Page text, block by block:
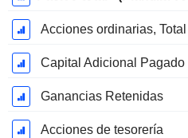
Acciones ordinarias, Total
Capital Adicional Pagado
Ganancias Retenidas
Acciones de tesorería